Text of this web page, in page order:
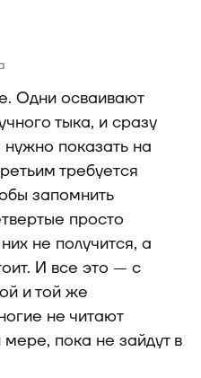
Одни осваивают
тыка, и сразу
показать на
требуется
запомнить
просто
не получится, а
И все это — с
и той же
не читают
пока не зайдут в